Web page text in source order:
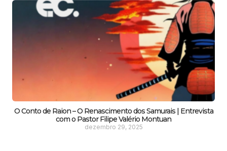
O Conto de Raion – O Renascimento dos Samurais | Entrevista
com o Pastor Filipe Valério Montuan
dezembro 29, 2025